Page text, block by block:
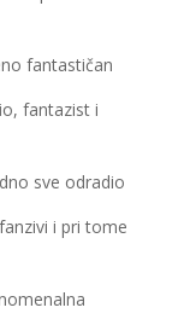
fantastičan
fantazist i
sve odradio
i pri tome